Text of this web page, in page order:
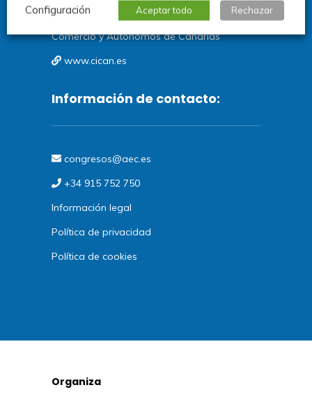
Organiza: Consejería de Economía, Industria,
Comercio y Autónomos de Canarias
www.cican.es
Información de contacto:
congresos@aec.es
+34 915 752 750
Información legal
Política de privacidad
Política de cookies
Organiza
Configuración
Aceptar todo Rechazar